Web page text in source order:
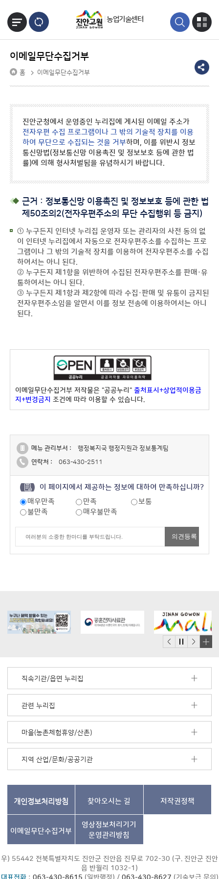
농업기술센터
이메일무단수집거부
홈 이메일무단수집거부
진안군청에서 운영중인 누리집에 게시된 이메일 주소가
전자우편 수집 프로그램이나 그 밖의 기술적 장치를 이용
하여 무단으로 수집되는 것을 거부하며, 이를 위반시 정보
통신망법(정보통신망 이용촉진 및 정보보호 등에 관한 법
률)에 의해 형사처벌됨을 유념하시기 바랍니다.
근거 : 정보통신망 이용촉진 및 정보보호 등에 관한 법
제50조의2(전자우편주소의 무단 수집행위 등 금지)
① 누구든지 인터넷 누리집 운영자 또는 관리자의 사전 동의 없
이 인터넷 누리집에서 자동으로 전자우편주소를 수집하는 프로
그램이나 그 밖의 기술적 장치를 이용하여 전자우편주소를 수집
하여서는 아니 된다.
② 누구든지 제1항을 위반하여 수집된 전자우편주소를 판매·유
통하여서는 아니 된다.
③ 누구든지 제1항과 제2항에 따라 수집·판매 및 유통이 금지된
전자우편주소임을 알면서 이를 정보 전송에 이용하여서는 아니
된다.
이메일무단수집거부 저작물은 "공공누리" 출처표시+상업적이용금
지+변경금지 조건에 따라 이용할 수 있습니다.
메뉴 관리부서 :
행정복지국 행정지원과 정보통계팀
연락처 :
063-430-2511
이 페이지에서 제공하는 정보에 대하여 만족하십니까?
매우만족
만족
보통
불만족
매우불만족
더
기
직속기관/읍면 누리집
관련 누리집
마을(농촌체험휴양/산촌)
지역 산업/문화/공공기관
개인정보처리방침 찾아오시는 길 저작권정책
이메일무단수집거부
영상정보처리기기
운영관리방침
우) 55442 전북특별자치도 진안군 진안읍 진무로 702-30 (구. 진안군 진안
읍 반월리 1032-1)